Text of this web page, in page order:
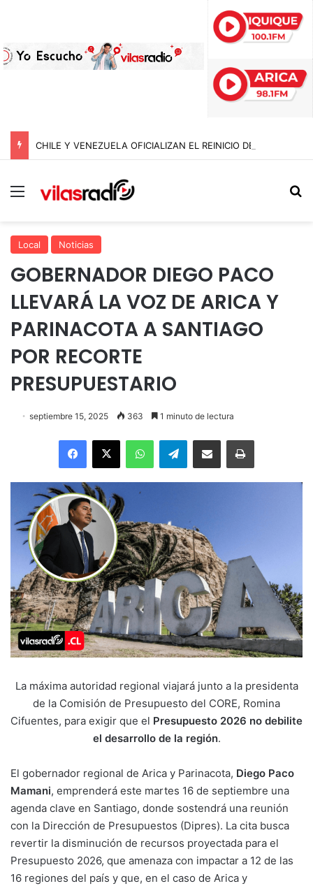
Menú
Local Noticias
GOBERNADOR DIEGO PACO
LLEVARÁ LA VOZ DE ARICA Y
PARINACOTA A SANTIAGO
POR RECORTE
PRESUPUESTARIO
septiembre 15, 2025 363 1 minuto de lectura
Facebook
X WhatsAppTelegramEnviar vía email Imprimir
La máxima autoridad regional viajará junto a la presidenta
de la Comisión de Presupuesto del CORE, Romina
Cifuentes, para exigir que el Presupuesto 2026 no debilite
el desarrollo de la región.
El gobernador regional de Arica y Parinacota, Diego Paco
Mamani, emprenderá este martes 16 de septiembre una
agenda clave en Santiago, donde sostendrá una reunión
con la Dirección de Presupuestos (Dipres). La cita busca
revertir la disminución de recursos proyectada para el
Presupuesto 2026, que amenaza con impactar a 12 de las
16 regiones del país y que, en el caso de Arica y